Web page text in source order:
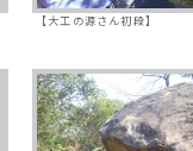
【大工の源さん初段】